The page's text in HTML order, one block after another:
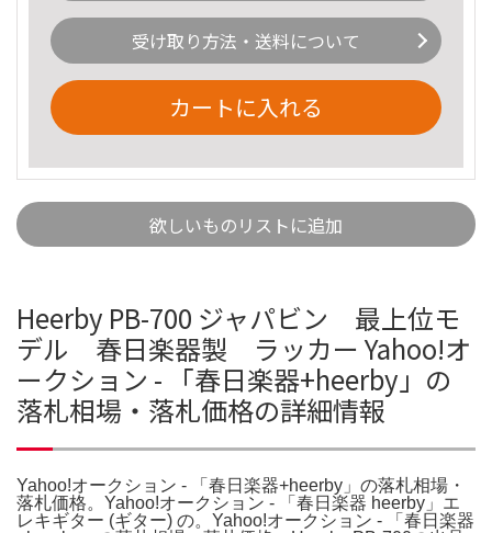
受け取り方法・送料について
カートに入れる
欲しいものリストに追加
Heerby PB-700 ジャパビン 最上位モ
デル 春日楽器製 ラッカー Yahoo!オ
ークション - 「春日楽器+heerby」の
落札相場・落札価格の詳細情報
Yahoo!オークション - 「春日楽器+heerby」の落札相場・
落札価格。Yahoo!オークション - 「春日楽器 heerby」エ
レキギター (ギター) の。Yahoo!オークション - 「春日楽器